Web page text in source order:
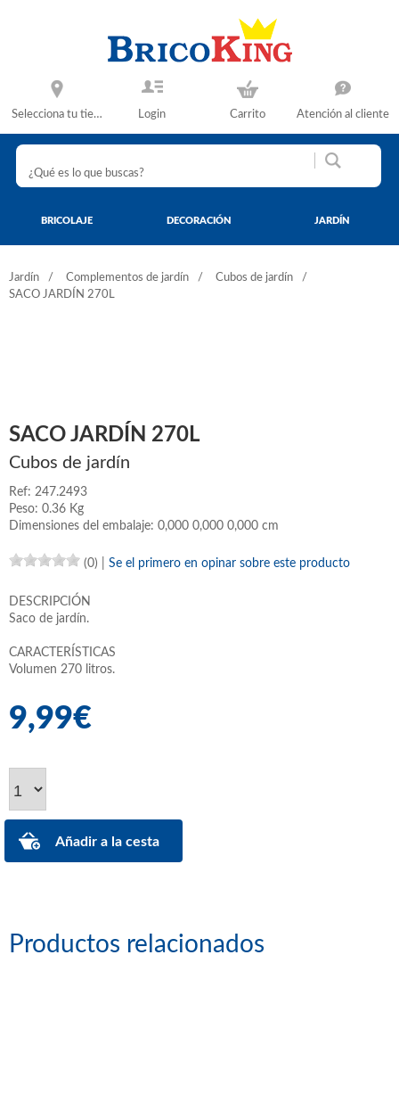
Selecciona tu tienda Login Carrito Atención al cliente
BRICOLAJE DECORACIÓN JARDÍN
Jardín Complementos de jardín
Cubos de jardín
SACO JARDÍN 270L
SACO JARDÍN 270L
Cubos de jardín
Ref: 247.2493
Peso: 0.36 Kg
Dimensiones del embalaje: 0,000 0,000 0,000 cm
(0) Se el primero en opinar sobre este producto
DESCRIPCIÓN
Saco de jardín.
CARACTERÍSTICAS
Volumen 270 litros.
9,99€
Productos relacionados